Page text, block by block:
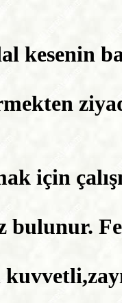
kesenin
için
bulunur.